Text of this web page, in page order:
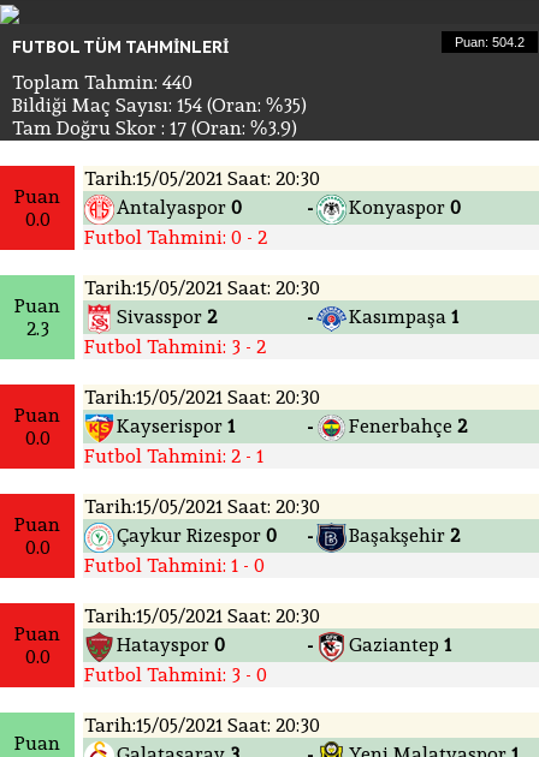
FUTBOL TÜM TAHMINLERI Puan: 504.2
Toplam Tahmin: 440
Bildiği Maç Sayısı: 154 (Oran: %35)
Tam Doğru Skor : 17 (Oran: %3.9)
Puan
0.0
Tarih:15/05/2021 Saat: 20:30
Antalyaspor 0 - Konyaspor 0
Futbol Tahmini: 0 - 2
Puan
2.3
Tarih:15/05/2021 Saat: 20:30
Sivasspor 2 - Kasımpaşa 1
Futbol Tahmini: 3 - 2
Puan
0.0
Tarih:15/05/2021 Saat: 20:30
Kayserispor 1 - Fenerbahçe 2
Futbol Tahmini: 2 - 1
Puan
0.0
Tarih:15/05/2021 Saat: 20:30
Çaykur Rizespor 0 - Başakşehir 2
Futbol Tahmini: 1 - 0
Puan
0.0
Tarih:15/05/2021 Saat: 20:30
Hatayspor 0 - Gaziantep 1
Futbol Tahmini: 3 - 0
Puan
Tarih:15/05/2021 Saat: 20:30